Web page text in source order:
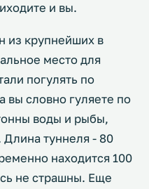
и вы.
из крупнейших в
место для
погулять по
вы словно гуляете по
воды и рыбы,
Длина туннеля - 80
находится 100
не страшны. Еще